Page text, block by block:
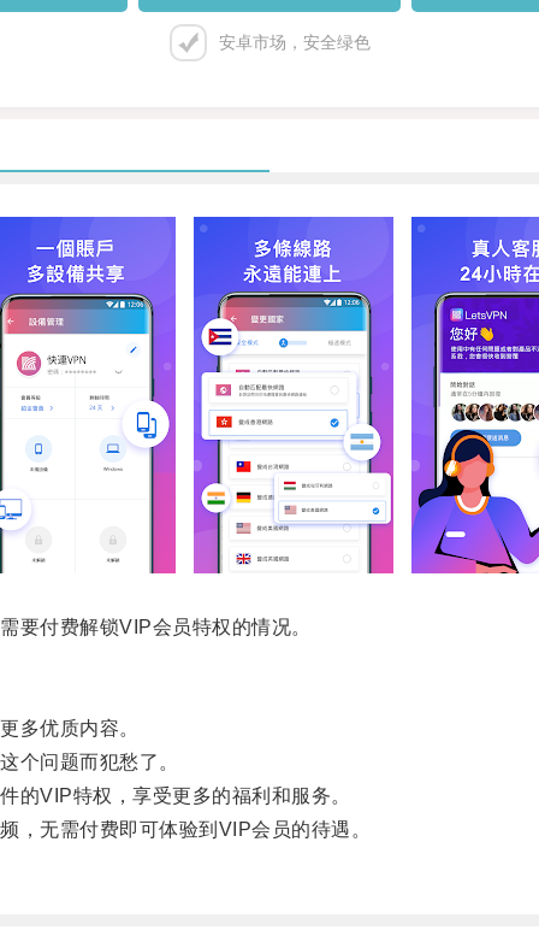
安卓市场，安全绿色
付费解锁VIP会员特权的情况。
优质内容。
问题而犯愁了。
VIP特权，享受更多的福利和服务。
无需付费即可体验到VIP会员的待遇。